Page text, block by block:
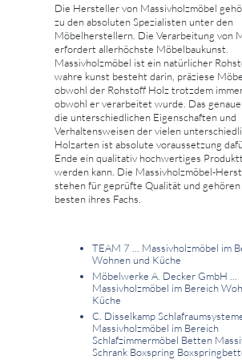
Die Hersteller von Massivholzmöbel
zu den absoluten Spezialisten unter den
Möbelherstellern. Die Verarbeitung von
erfordert allerhöchste Möbelbaukunst.
Massivholzmöbel ist ein natürlicher
wahre kunst besteht darin, präziese
obwohl der Rohstoff Holz trotzdem
obwohl er verarbeitet wurde. Das
die unterschiedlichen Eigenschaften und
Verhaltensweisen der vielen
Holzarten ist absolute voraussetzung
Ende ein qualitativ hochwertiges
werden kann. Die Massivholzmöbel-
stehen für geprüfte Qualität und gehören
besten ihres Fachs.
TEAM 7 ... Massivholzmöbel im
Wohnen und Küche
Möbelwerke A. Decker GmbH ...
Massivholzmöbel im Bereich
Küche
C. Disselkamp Schlafraumsysteme
Massivholzmöbel im Bereich
Schlafzimmermöbel Betten
Schrank Boxspring